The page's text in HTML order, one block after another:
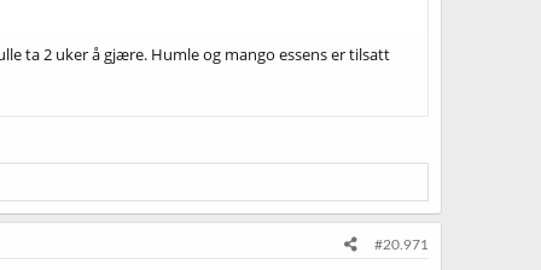
ta 2 uker å gjære. Humle og mango essens er tilsatt
#20.971